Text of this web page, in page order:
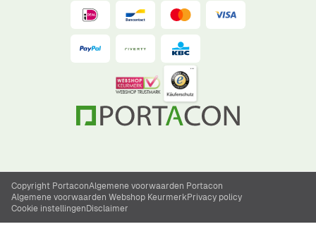
Copyright PortaconAlgemene voorwaarden Portacon
Algemene voorwaarden Webshop KeurmerkPrivacy policy
Cookie instellingenDisclaimer